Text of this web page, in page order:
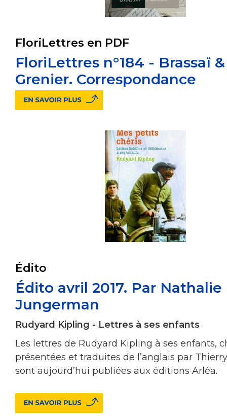
FloriLettres en PDF
FloriLettres n°184 - Brassaï
Grenier. Correspondance
Édito
Édito avril 2017. Par Nathalie
Jungerman
Rudyard Kipling - Lettres à ses enfants
Les lettres de Rudyard Kipling à ses enfants,
présentées et traduites de l’anglais par
sont aujourd’hui publiées aux éditions Arléa.